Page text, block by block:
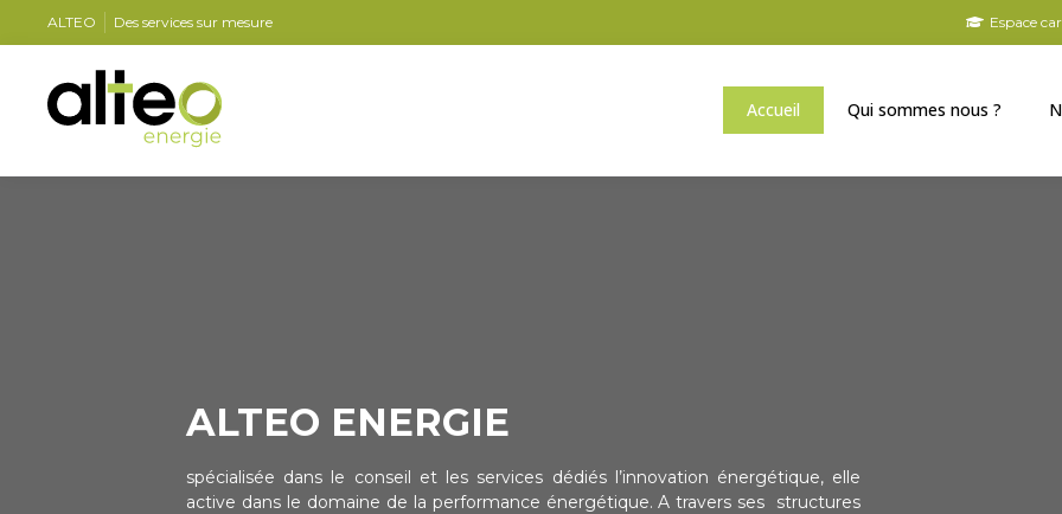
ALTEO Des services sur mesure Espace
Accueil Qui sommes nous ?
ALTEO ENERGIE
spécialisée dans le conseil et les services dédiés l’innovation énergétique, elle
active dans le domaine de la performance énergétique. A travers ses structures